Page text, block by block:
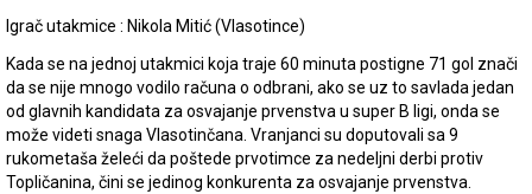
Igrač utakmice : Nikola Mitić (Vlasotince)
Kada se na jednoj utakmici koja traje 60 minuta postigne 71 gol znači
da se nije mnogo vodilo računa o odbrani, ako se uz to savlada jedan
od glavnih kandidata za osvajanje prvenstva u super B ligi, onda se
može videti snaga Vlasotinčana. Vranjanci su doputovali sa 9
rukometaša želeći da poštede prvotimce za nedeljni derbi protiv
Topličanina, čini se jedinog konkurenta za osvajanje prvenstva.